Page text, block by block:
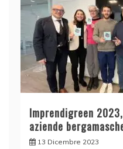
Imprendigreen
aziende
13 Dicembre 2023